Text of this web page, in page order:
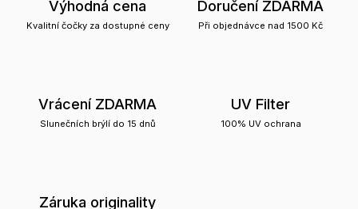
Výhodná cena
Kvalitní čočky za dostupné ceny
Doručení ZDARMA
Při objednávce nad 1500 Kč
Vrácení ZDARMA
Slunečních brýlí do 15 dnů
UV Filter
100% UV ochrana
Záruka originality